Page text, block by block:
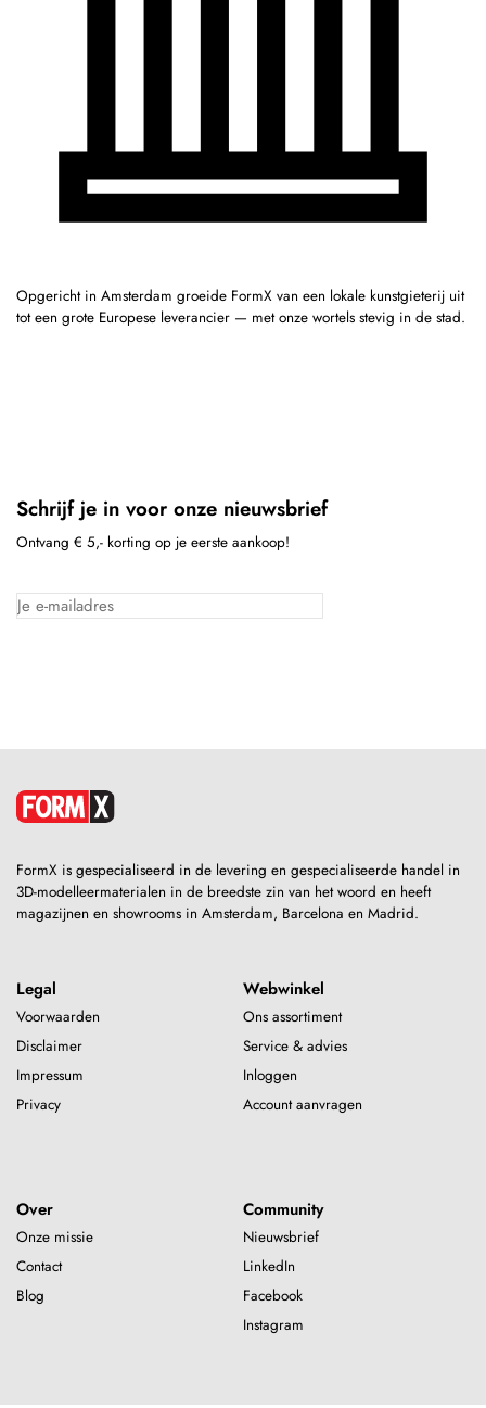
Opgericht in Amsterdam groeide FormX van een lokale kunstgieterij uit
tot een grote Europese leverancier — met onze wortels stevig in de stad.
Schrijf je in voor onze nieuwsbrief
Ontvang € 5,- korting op je eerste aankoop!
FormX is gespecialiseerd in de levering en gespecialiseerde handel in
3D-modelleermaterialen in de breedste zin van het woord en heeft
magazijnen en showrooms in Amsterdam, Barcelona en Madrid.
Legal
Voorwaarden
Disclaimer
Impressum
Privacy
Webwinkel
Ons assortiment
Service & advies
Inloggen
Account aanvragen
Over
Onze missie
Contact
Blog
Community
Nieuwsbrief
LinkedIn
Facebook
Instagram